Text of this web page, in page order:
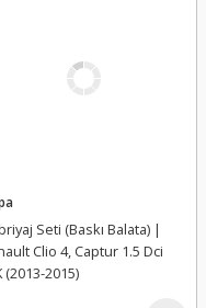
Seti (Baskı Balata) |
Clio 4, Captur 1.5 Dci
(2013-2015)